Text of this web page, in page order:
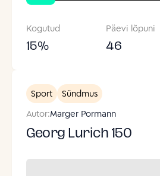
Kogutud
15%
Päevi lõpuni
46
Sport
Sündmus
Autor:Marger Pormann
Georg Lurich 150